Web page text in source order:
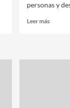
personas y
Leer más